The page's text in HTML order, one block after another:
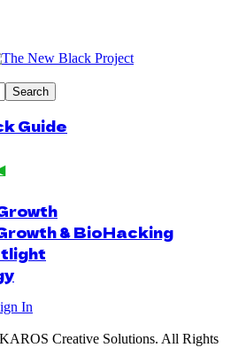
Guide
& BioHacking
In
Creative Solutions. All Rights